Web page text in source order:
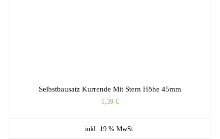
Selbstbausatz Kurrende Mit Stern Höhe 45mm
1,39 €
inkl. 19 % MwSt.